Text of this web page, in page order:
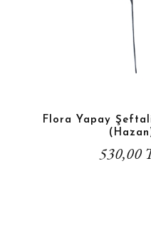
Flora Yapay
530,00